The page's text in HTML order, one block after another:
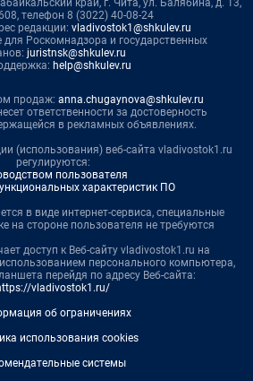
край, г. Чита, ул. Балябина, д. 13,
телефон 8 (3022) 40-08-24
редакции: vladivostok1@shkulev.ru
Роскомнадзора и государственных
juristnsk@shkulev.ru
help@shkulev.ru
продаж: anna.chugaynova@shkulev.ru
ответственности за достоверность
в рекламных объявлениях.
(использования) веб-сайта vladivostok1.ru
регулируются:
пользователя
характеристик ПО
в виде интернет-сервиса, специальные
на стороне пользователя не требуются
доступ к Веб-сайту vladivostok1.ru на
персонального компьютера,
перейдя по адресу Веб-сайта:
vladivostok1.ru/
об ограничениях
использования cookies
системы